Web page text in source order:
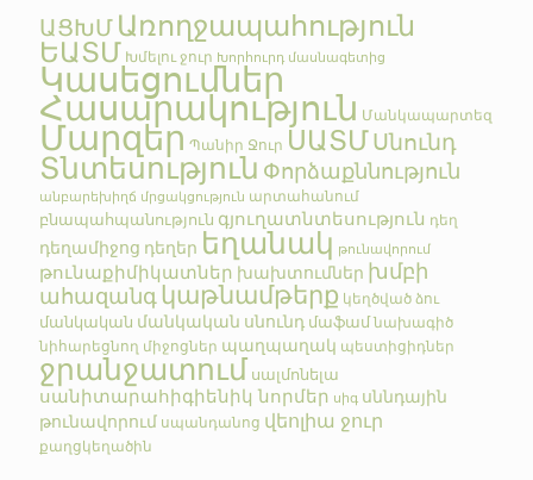
ԱՑԽՄ Առողջապահություն
ԵԱՏՄ Խմելու ջուր Խորհուրդ մասնագետից
Կասեցումներ
Հասարակություն Մանկապարտեզ
Մարզեր Պանիր Ջուր ՍԱՏՄՍնունդ
Տնտեսություն Փորձաքննություն
անբարեխիղճ մրցակցություն արտահանում
բնապահպանություն գյուղատնտեսություն դեղ
դեղամիջոց դեղեր եղանակ թունավորում
թունաքիմիկատներ խախտումներ խմբի
ահազանգկաթնամթերք կեղծված ձու
մանկական մանկական սնունդ մաֆամ նախագիծ
նիհարեցնող միջոցներ պաղպաղակ պեստիցիդներ
ջրանջատում սալմոնելա
սանիտարահիգիենիկ նորմեր սիգ սննդային
թունավորում սպանդանոց վեոլիա ջուր
քաղցկեղածին